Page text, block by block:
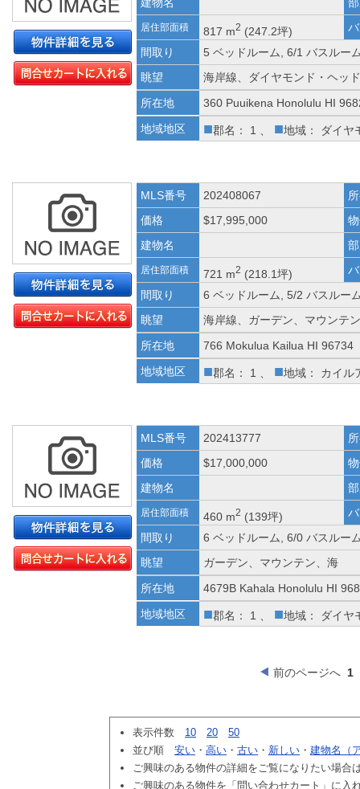
居住部面積 817 m2 (247.2坪)
間取り
5 ベッドルーム, 6/1 バスルー
眺望
海岸線、ダイヤモンド・ヘッ
所在地
360 Puuikena Honolulu HI
地域地区
■郡名： 1 、 ■地域： ダイヤ
MLS番号 202408067
価格
$17,995,000
建物名
居住部面積 721 m2 (218.1坪)
間取り
6 ベッドルーム, 5/2 バスルー
眺望
海岸線、ガーデン、マウンテ
所在地
766 Mokulua Kailua HI 96734
地域地区
■郡名： 1 、 ■地域： カイル
MLS番号 202413777
価格
$17,000,000
建物名
居住部面積 460 m2 (139坪)
間取り
6 ベッドルーム, 6/0 バスルー
眺望
ガーデン、マウンテン、海
所在地
4679B Kahala Honolulu HI
地域地区
■郡名： 1 、 ■地域： ダイヤ
前のページへ 1
表示件数 10 20
50
並び順 安い ・ 高い ・ 古い ・ 新しい ・ 建物名（
ご興味のある物件の詳細をご覧になりたい場合
ご興味のある物件を「問い合わせカート」に入